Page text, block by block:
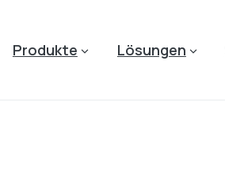
Produkte Lösungen